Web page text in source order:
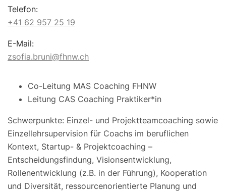
Telefon:
+41 62 957 25 19
E-Mail:
zsofia.bruni@fhnw.ch
Co-Leitung MAS Coaching FHNW
Leitung CAS Coaching Praktiker*in
Schwerpunkte: Einzel- und Projektteamcoaching sowie
Einzellehrsupervision für Coachs im beruflichen
Kontext, Startup- & Projektcoaching –
Entscheidungsfindung, Visionsentwicklung,
Rollenentwicklung (z.B. in der Führung), Kooperation
und Diversität, ressourcenorientierte Planung und